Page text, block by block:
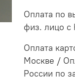
Оплата по
физ. лицо
Оплата
Москве /
России по